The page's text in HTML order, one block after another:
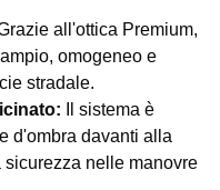
all'ottica Premium,
omogeneo e
stradale.
Il sistema è
d'ombra davanti alla
sicurezza nelle manovre